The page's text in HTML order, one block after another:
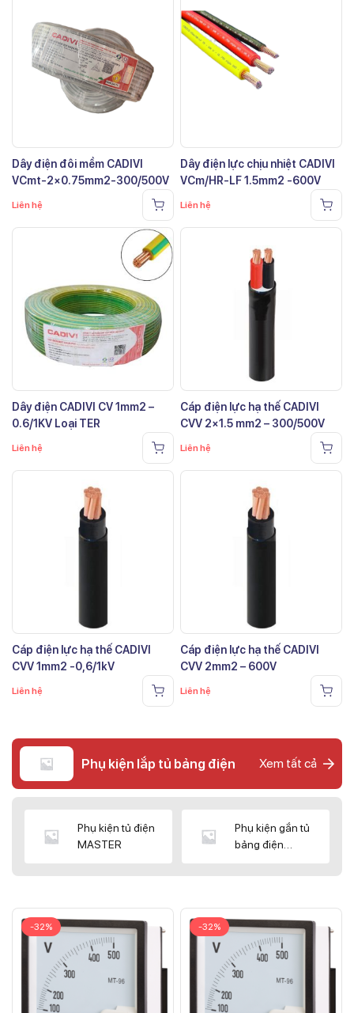
Dây điện đôi mềm CADIVI
VCmt-2×0.75mm2-300/500V
Liên hệ
Dây điện lực chịu nhiệt CADIVI
VCm/HR-LF 1.5mm2 -600V
Liên hệ
Dây điện CADIVI CV 1mm2 –
0.6/1KV Loại TER
Liên hệ
Cáp điện lực hạ thế CADIVI
CVV 2×1.5 mm2 – 300/500V
Liên hệ
Cáp điện lực hạ thế CADIVI
CVV 1mm2 -0,6/1kV
Liên hệ
Cáp điện lực hạ thế CADIVI
CVV 2mm2 – 600V
Liên hệ
Phụ kiện lắp tủ bảng điện Xem tất cả
Phụ kiện tủ điện
MASTER
Phụ kiện gắn tủ
bảng điện
-32% -32%